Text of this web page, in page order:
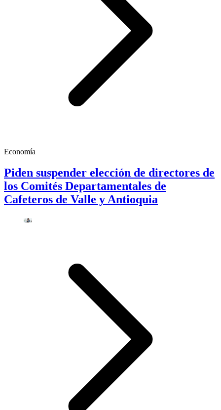
Economía
Piden suspender elección de directores de
los Comités Departamentales de
Cafeteros de Valle y Antioquia